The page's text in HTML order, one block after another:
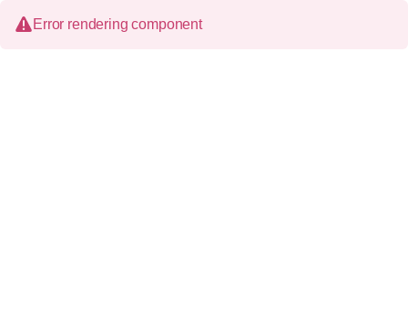
Error rendering component